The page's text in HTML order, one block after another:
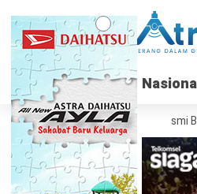
Indonesia Resmi Berdiri di